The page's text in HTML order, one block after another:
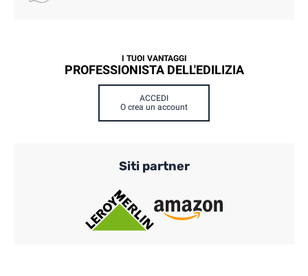
I TUOI VANTAGGI
PROFESSIONISTA DELL'EDILIZIA
ACCEDI
O crea un account
Siti partner